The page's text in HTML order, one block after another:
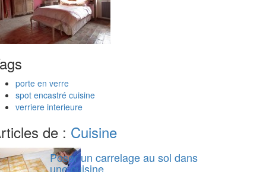
porte en verre
spot encastré cuisine
verriere interieure
de : Cuisine
Poser un carrelage au sol dans
une cuisine